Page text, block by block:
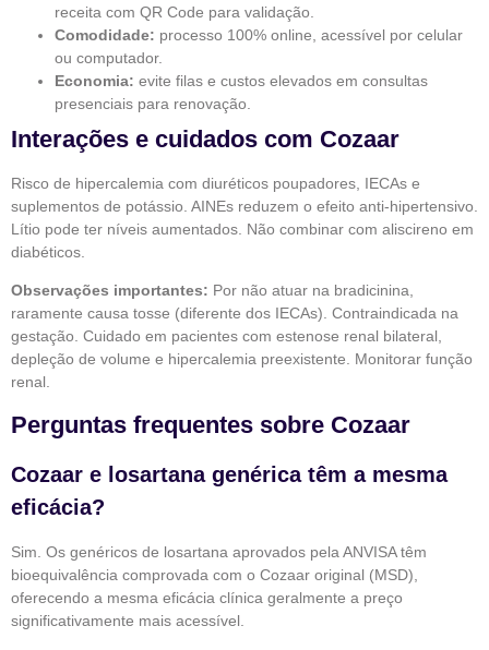
receita com QR Code para validação.
Comodidade: processo 100% online, acessível por celular
ou computador.
Economia: evite filas e custos elevados em consultas
presenciais para renovação.
Interações e cuidados com Cozaar
Risco de hipercalemia com diuréticos poupadores, IECAs e
suplementos de potássio. AINEs reduzem o efeito anti-hipertensivo.
Lítio pode ter níveis aumentados. Não combinar com aliscireno em
diabéticos.
Observações importantes: Por não atuar na bradicinina,
raramente causa tosse (diferente dos IECAs). Contraindicada na
gestação. Cuidado em pacientes com estenose renal bilateral,
depleção de volume e hipercalemia preexistente. Monitorar função
renal.
Perguntas frequentes sobre Cozaar
Cozaar e losartana genérica têm a mesma
eficácia?
Sim. Os genéricos de losartana aprovados pela ANVISA têm
bioequivalência comprovada com o Cozaar original (MSD),
oferecendo a mesma eficácia clínica geralmente a preço
significativamente mais acessível.